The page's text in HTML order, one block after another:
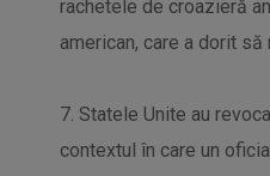
rachetele de croazieră
american, care a dorit să
7. Statele Unite au
contextul în care un